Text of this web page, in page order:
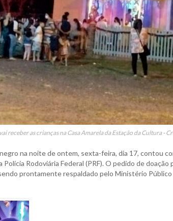
receber as crianças na Casa Amarela da Estação da Cultura -
na noite de ontem, sexta-feira, dia 17, contou
Rodoviária Federal (PRF). O pedido de doação
prontamente respaldado pelo Ministério